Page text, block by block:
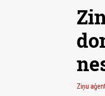
Ziņu